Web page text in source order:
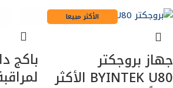
جهاز بروجكتر
BYINTEK U80 الأكثر
الأكثر مبيعا
باكج